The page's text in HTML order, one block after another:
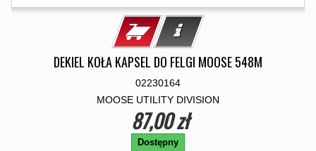
DEKIEL KOŁA KAPSEL DO FELGI MOOSE 548M
02230164
MOOSE UTILITY DIVISION
87,00 zł
Dostępny